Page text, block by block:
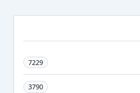
7229
3790